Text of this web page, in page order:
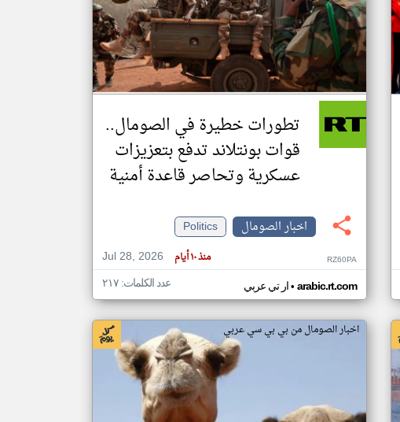
تغيير الدولة
مصادر الأخبار من الصومال
اخبار الصومال على مدار الساعة
أهم اخبار الصومال العاجلة والمباشرة
تطورات خطيرة في الصومال..
قوات بونتلاند تدفع بتعزيزات
عسكرية وتحاصر قاعدة أمنية
اخبار الصومال
Politics
Jul 28, 2026
منذ ١٠ أيام RZ60PA
ار تي عربي• arabic.rt.com عدد الكلمات: ٢١٧
اخبار الصومال من بي بي سي عربي
klyoum.com